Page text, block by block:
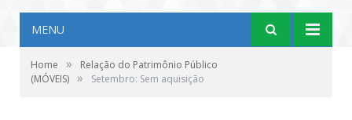
MENU
Home »
Relação do Patrimônio Público
(MÓVEIS) » Setembro: Sem aquisição